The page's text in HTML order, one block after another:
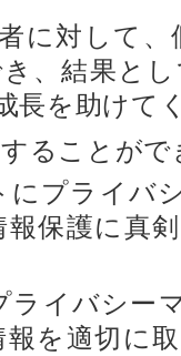
に対して
、結果と
長を助けて
ることがで
にプライバ
報保護に真
ライバシー
報を適切に